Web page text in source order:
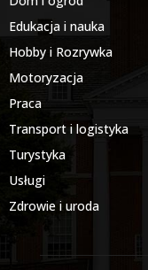
Edukacja i nauka
Hobby i Rozrywka
Motoryzacja
Praca
Transport i logistyka
Turystyka
Usługi
Zdrowie i uroda